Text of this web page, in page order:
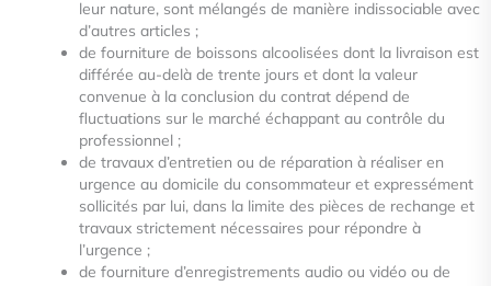
leur nature, sont mélangés de manière indissociable avec
d’autres articles ;
de fourniture de boissons alcoolisées dont la livraison est
différée au-delà de trente jours et dont la valeur
convenue à la conclusion du contrat dépend de
fluctuations sur le marché échappant au contrôle du
professionnel ;
de travaux d’entretien ou de réparation à réaliser en
urgence au domicile du consommateur et expressément
sollicités par lui, dans la limite des pièces de rechange et
travaux strictement nécessaires pour répondre à
l’urgence ;
de fourniture d’enregistrements audio ou vidéo ou de